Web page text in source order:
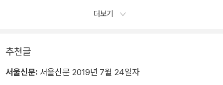
더보기
추천글
서울신문: 서울신문 2019년 7월 24일자